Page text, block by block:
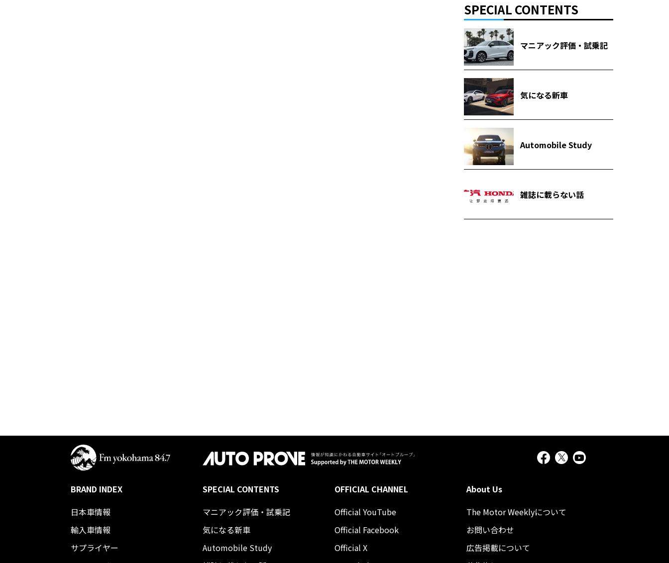
SPECIAL CONTENTS
マニアック評価・試乗記
気になる新車
Automobile Study
雑誌に載らない話
BRAND INDEX
日本車情報​
輸入車情報
サプライヤー
SPECIAL CONTENTS
マニアック評価・試乗記
気になる新車
Automobile Study
OFFICIAL CHANNEL
Official YouTube
Official Facebook
Official X
About Us
The Motor Weeklyについて
お問い合わせ
広告掲載について